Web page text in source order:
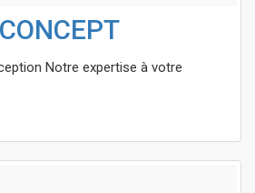
Notre expertise à votre